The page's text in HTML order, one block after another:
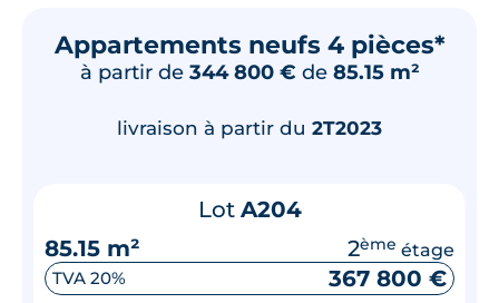
Appartements neufs 4 pièces*
à partir de 344 800 € de 85.15 m²
livraison à partir du 2T2023
Lot A204
85.15 m²
2ème étage
TVA 20% 367 800 €